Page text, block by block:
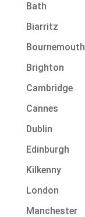
Bath
Biarritz
Bournemouth
Brighton
Cambridge
Cannes
Dublin
Edinburgh
Kilkenny
London
Manchester